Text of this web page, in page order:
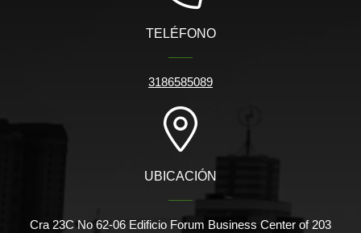
TELÉFONO
3186585089
UBICACIÓN
Cra 23C No 62-06 Edificio Forum Business Center of 203